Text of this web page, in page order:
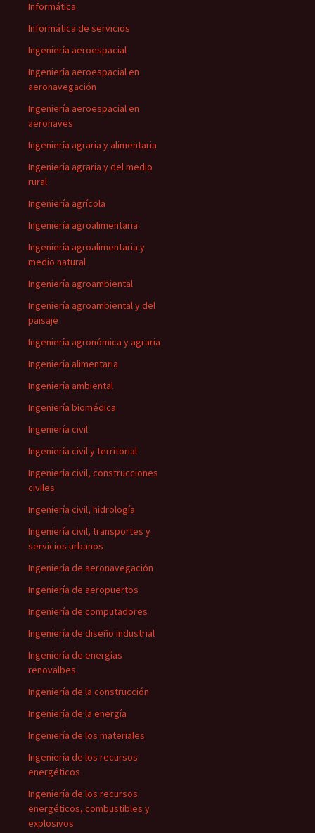
Informática
Informática de servicios
Ingeniería aeroespacial
Ingeniería aeroespacial en
aeronavegación
Ingeniería aeroespacial en
aeronaves
Ingeniería agraria y alimentaria
Ingeniería agraria y del medio
rural
Ingeniería agrícola
Ingeniería agroalimentaria
Ingeniería agroalimentaria y
medio natural
Ingeniería agroambiental
Ingeniería agroambiental y del
paisaje
Ingeniería agronómica y agraria
Ingeniería alimentaria
Ingeniería ambiental
Ingeniería biomédica
Ingeniería civil
Ingeniería civil y territorial
Ingeniería civil, construcciones
civiles
Ingeniería civil, hidrología
Ingeniería civil, transportes y
servicios urbanos
Ingeniería de aeronavegación
Ingeniería de aeropuertos
Ingeniería de computadores
Ingeniería de diseño industrial
Ingeniería de energías
renovalbes
Ingeniería de la construcción
Ingeniería de la energía
Ingeniería de los materiales
Ingeniería de los recursos
energéticos
Ingeniería de los recursos
energéticos, combustibles y
explosivos